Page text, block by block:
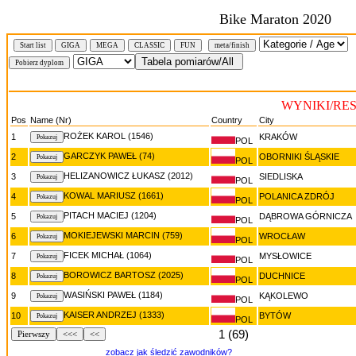
Bike Maraton 2020
Start list GIGA MEGA CLASSIC FUN meta/finish
WYNIKI/
Pos Name (Nr) Country
City
1
ROŻEK KAROL (1546) POL KRAKÓW
2 GARCZYK PAWEŁ (74) POL OBORNIKI ŚLĄSKIE
3 HELIZANOWICZ ŁUKASZ (2012) POL SIEDLISKA
4 KOWAL MARIUSZ (1661) POL POLANICA ZDRÓJ
5 PITACH MACIEJ (1204) POL DĄBROWA GÓRNICZA
6 MOKIEJEWSKI MARCIN (759) POL WROCŁAW
7 FICEK MICHAŁ (1064) POL MYSŁOWICE
8 BOROWICZ BARTOSZ (2025) POL DUCHNICE
9 WASIŃSKI PAWEŁ (1184) POL KĄKOLEWO
10 KAISER ANDRZEJ (1333) POL BYTÓW
Pierwszy <<< << 1 (69)
zobacz jak śledzić zawodników?